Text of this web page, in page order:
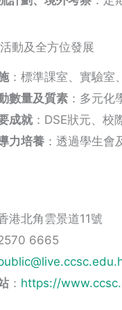
動及全方位發展
：標準課室、實驗室
數量及質素 ：多元化
成就 ：DSE狀元、校
力培養 ：透過學生會
港北角雲景道11號
6665
： https://